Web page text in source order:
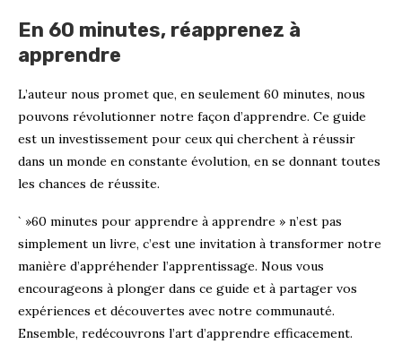
En 60 minutes, réapprenez à
apprendre
L’auteur nous promet que, en seulement 60 minutes, nous
pouvons révolutionner notre façon d’apprendre. Ce guide
est un investissement pour ceux qui cherchent à réussir
dans un monde en constante évolution, en se donnant toutes
les chances de réussite.
` »60 minutes pour apprendre à apprendre » n’est pas
simplement un livre, c’est une invitation à transformer notre
manière d’appréhender l’apprentissage. Nous vous
encourageons à plonger dans ce guide et à partager vos
expériences et découvertes avec notre communauté.
Ensemble, redécouvrons l’art d’apprendre efficacement.